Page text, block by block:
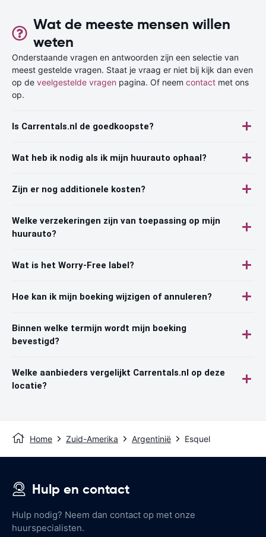
Wat de meeste mensen willen
weten
Onderstaande vragen en antwoorden zijn een selectie van
meest gestelde vragen. Staat je vraag er niet bij kijk dan even
op de veelgestelde vragen pagina. Of neem contact met ons
op.
Is Carrentals.nl de goedkoopste?
Wat heb ik nodig als ik mijn huurauto ophaal?
Zijn er nog additionele kosten?
Welke verzekeringen zijn van toepassing op mijn
huurauto?
Wat is het Worry-Free label?
Hoe kan ik mijn boeking wijzigen of annuleren?
Binnen welke termijn wordt mijn boeking
bevestigd?
Welke aanbieders vergelijkt Carrentals.nl op deze
locatie?
Home Zuid-Amerika Argentinië Esquel
Hulp en contact
Hulp nodig? Neem dan contact op met onze
huurspecialisten.